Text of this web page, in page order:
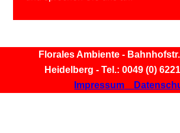
Florales Ambiente -
Heidelberg - Tel.: 0049 (0)
Impressum